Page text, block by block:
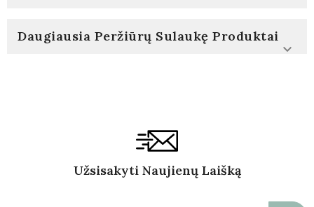
Daugiausia Peržiūrų Sulaukę Produktai

Užsisakyti Naujienų Laišką